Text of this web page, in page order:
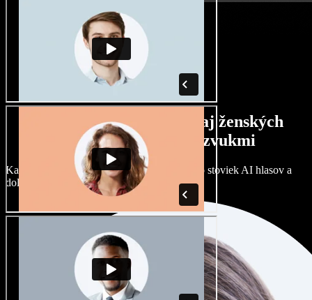
Široký výber mužských aj ženských
hlasov s rôznymi prízvukmi
Každý projekt môže znieť inak. Vyberte si zo stoviek AI hlasov a
dolaďte si ich podľa seba.